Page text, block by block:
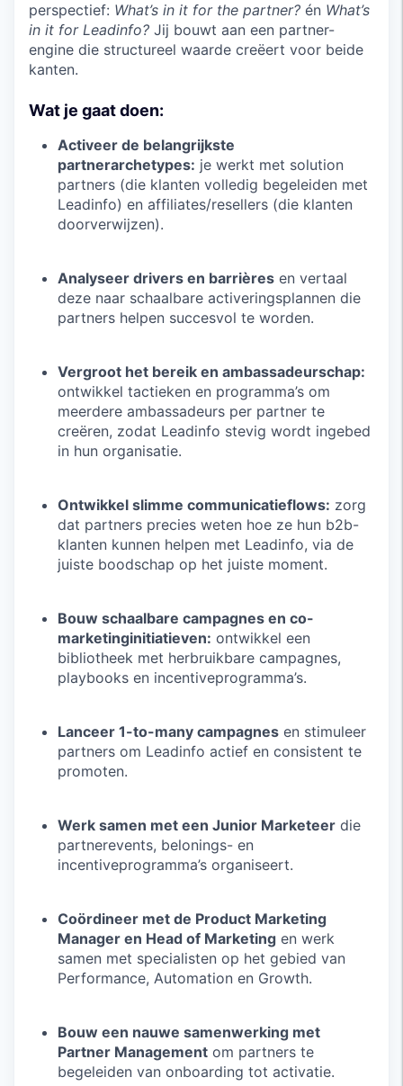
perspectief: What’s in it for the partner? én What’s
in it for Leadinfo? Jij bouwt aan een partner-
engine die structureel waarde creëert voor beide
kanten.
Wat je gaat doen:
Activeer de belangrijkste
partnerarchetypes: je werkt met solution
partners (die klanten volledig begeleiden met
Leadinfo) en affiliates/resellers (die klanten
doorverwijzen).
Analyseer drivers en barrières en vertaal
deze naar schaalbare activeringsplannen die
partners helpen succesvol te worden.
Vergroot het bereik en ambassadeurschap:
ontwikkel tactieken en programma’s om
meerdere ambassadeurs per partner te
creëren, zodat Leadinfo stevig wordt ingebed
in hun organisatie.
Ontwikkel slimme communicatieflows: zorg
dat partners precies weten hoe ze hun b2b-
klanten kunnen helpen met Leadinfo, via de
juiste boodschap op het juiste moment.
Bouw schaalbare campagnes en co-
marketinginitiatieven: ontwikkel een
bibliotheek met herbruikbare campagnes,
playbooks en incentiveprogramma’s.
Lanceer 1-to-many campagnes en stimuleer
partners om Leadinfo actief en consistent te
promoten.
Werk samen met een Junior Marketeer die
partner­events, belonings- en
incentiveprogramma’s organiseert.
Coördineer met de Product Marketing
Manager en Head of Marketing en werk
samen met specialisten op het gebied van
Performance, Automation en Growth.
Bouw een nauwe samenwerking met
Partner Management om partners te
begeleiden van onboarding tot activatie.